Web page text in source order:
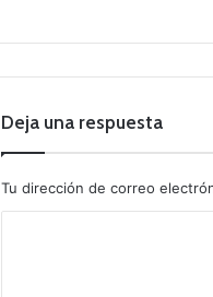
Deja una respuesta
Tu dirección de correo